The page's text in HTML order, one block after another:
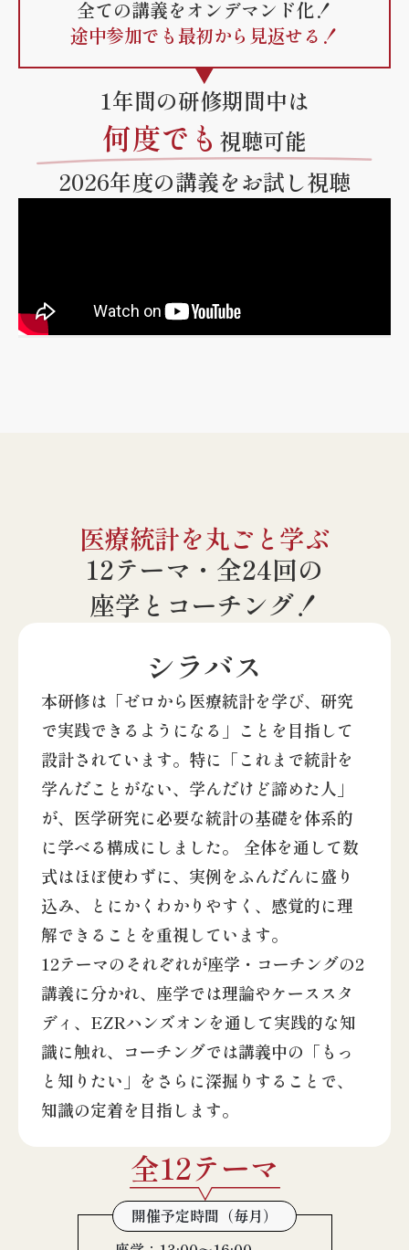
全ての講義をオンデマンド化！
途中参加でも最初から見返せる！
1年間の研修期間中は
何度でも 視聴可能
2026年度の講義をお試し視聴
医療統計を丸ごと学ぶ
12テーマ・全24回の
座学とコーチング！
シラバス
本研修は「ゼロから医療統計を学び、研究
で実践できるようになる」ことを目指して
設計されています。特に「これまで統計を
学んだことがない、学んだけど諦めた人」
が、医学研究に必要な統計の基礎を体系的
に学べる構成にしました。 全体を通して数
式はほぼ使わずに、実例をふんだんに盛り
込み、とにかくわかりやすく、感覚的に理
解できることを重視しています。
12テーマのそれぞれが座学・コーチングの2
講義に分かれ、座学では理論やケーススタ
ディ、EZRハンズオンを通して実践的な知
識に触れ、コーチングでは講義中の「もっ
と知りたい」をさらに深掘りすることで、
知識の定着を目指します。
全12テーマ
開催予定時間（毎月）